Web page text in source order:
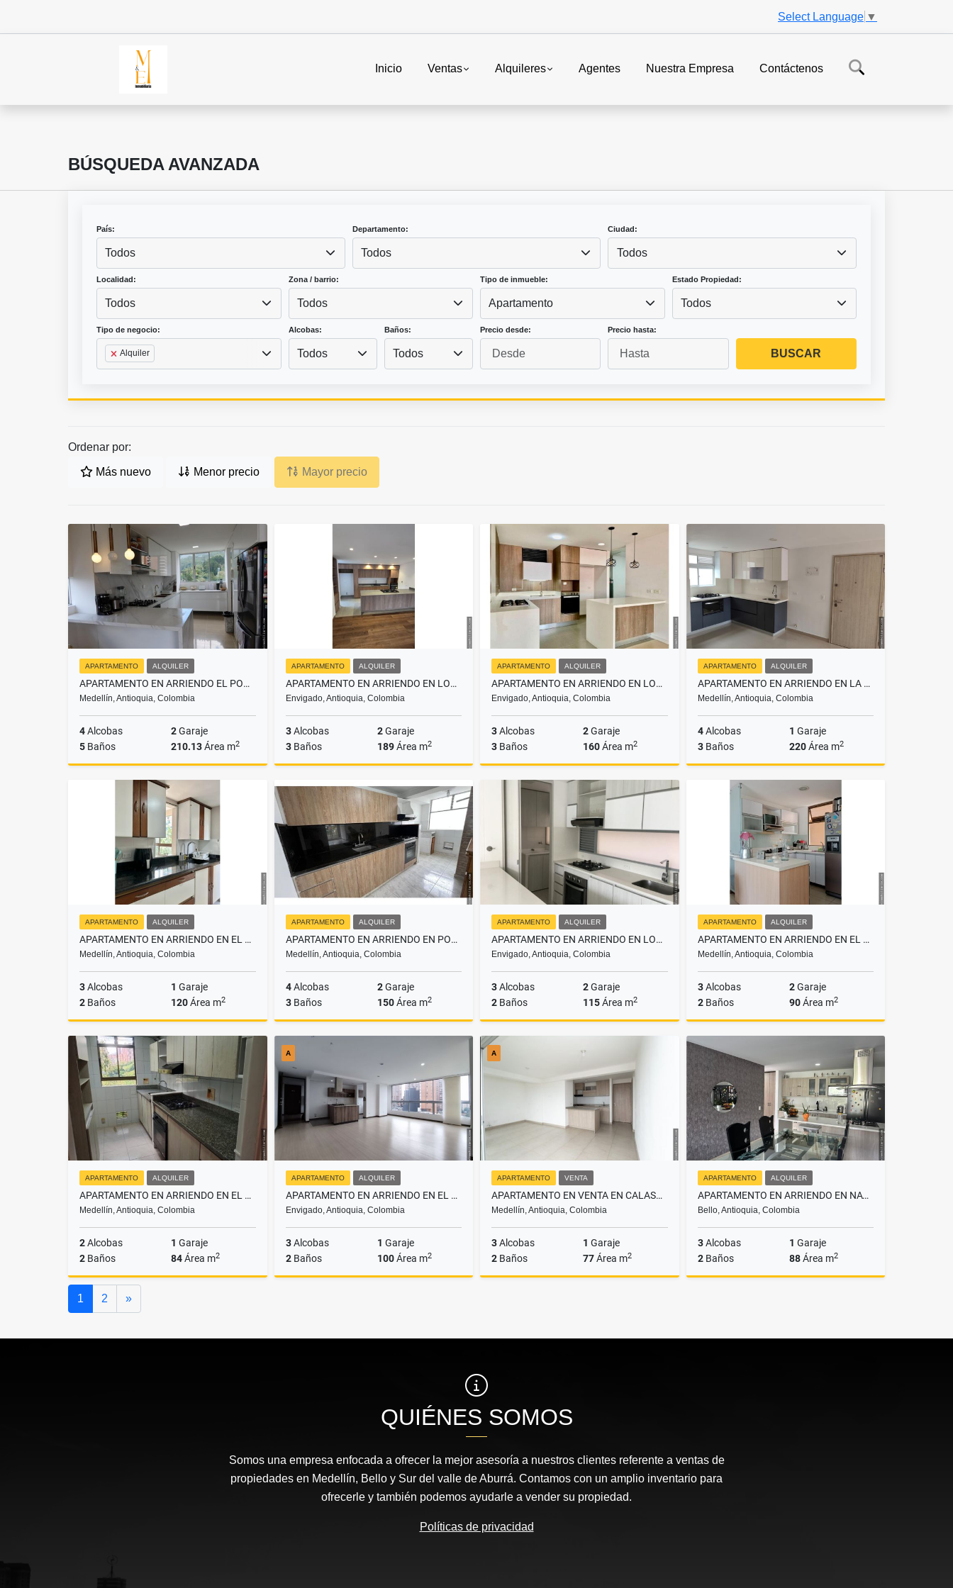
Select Language ▼
Inicio Ventas Alquileres Agentes Nuestra Empresa Contáctenos
BÚSQUEDA AVANZADA
País:
Todos
Departamento:
Todos
Ciudad:
Todos
Localidad:
Todos
Zona / barrio:
Todos
Tipo de inmueble:
Apartamento
Estado Propiedad:
Todos
Tipo de negocio:
Alquiler
Alcobas:
Todos
Baños:
Todos
Precio desde: Precio hasta:
BUSCAR
Ordenar por:
Más nuevo Menor precio Mayor precio
APARTAMENTO ALQUILER
APARTAMENTO EN ARRIENDO EL POBLADO MEDELLÍN
Medellín, Antioquia, Colombia
4Alcobas 2Garaje
5 Baños 210.13Área m2
APARTAMENTO ALQUILER
APARTAMENTO EN ARRIENDO EN LOMA DE LAS BRUJAS ENVIGADO
Envigado, Antioquia, Colombia
3Alcobas 2Garaje
3Baños 189Área m2
Alquiler
$11.000.000
APARTAMENTO ALQUILER
APARTAMENTO EN ARRIENDO EN LOMA DE LAS BRUJAS ENVIGADO
Envigado, Antioquia, Colombia
3Alcobas 2Garaje
3 Baños 160Área m2
Alquiler
$8.000.000
APARTAMENTO ALQUILER
APARTAMENTO EN ARRIENDO EN LA FLORESTA MEDELLÍN
Medellín, Antioquia, Colombia
4Alcobas 1 Garaje
3Baños 220Área m2
$6.600.000
APARTAMENTO ALQUILER
APARTAMENTO EN ARRIENDO EN EL POBLADO MEDELLÍN
Medellín, Antioquia, Colombia
3Alcobas 1 Garaje
2 Baños 120Área m2
Alquiler
$6.300.000
APARTAMENTO ALQUILER
APARTAMENTO EN ARRIENDO EN POBLADO MEDELLÍN
Medellín, Antioquia, Colombia
4Alcobas 2Garaje
3Baños 150Área m2
APARTAMENTO ALQUILER
APARTAMENTO EN ARRIENDO EN LOMA DEL CHOCHO ENVIGADO
Envigado, Antioquia, Colombia
3Alcobas 2Garaje
2 Baños 115Área m2
APARTAMENTO ALQUILER
APARTAMENTO EN ARRIENDO EN EL POBLADO MEDELLÍN
Medellín, Antioquia, Colombia
3Alcobas 2Garaje
2Baños 90Área m2
$5.372.000
APARTAMENTO ALQUILER
APARTAMENTO EN ARRIENDO EN EL POBLADO MEDELLÍN
Medellín, Antioquia, Colombia
2Alcobas 1 Garaje
2 Baños 84Área m2
A
APARTAMENTO ALQUILER
APARTAMENTO EN ARRIENDO EN EL ESMERALDAL ENVIGADO
Envigado, Antioquia, Colombia
3Alcobas 1 Garaje
2Baños 100Área m2
A
APARTAMENTO VENTA
APARTAMENTO EN VENTA EN CALASANZ
Medellín, Antioquia, Colombia
3Alcobas 1 Garaje
2 Baños 77Área m2
APARTAMENTO ALQUILER
APARTAMENTO EN ARRIENDO EN NAVARRA BELLO
Bello, Antioquia, Colombia
3Alcobas 1 Garaje
2Baños 88Área m2
1 2 »Siguiente
QUIÉNES SOMOS
Somos una empresa enfocada a ofrecer la mejor asesoría a nuestros clientes referente a ventas de
propiedades en Medellín, Bello y Sur del valle de Aburrá. Contamos con un amplio inventario para
ofrecerle y también podemos ayudarle a vender su propiedad.
Políticas de privacidad